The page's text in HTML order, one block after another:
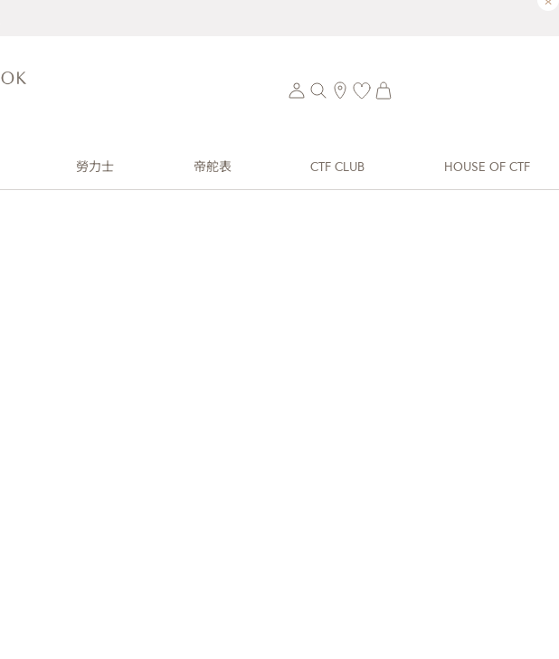
勞力士 帝舵表 CTF CLUB HOUSE OF CTF